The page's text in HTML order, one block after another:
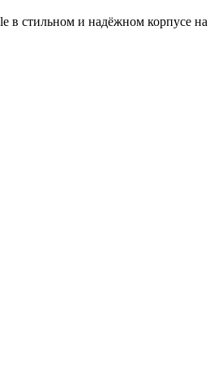
в стильном и надёжном корпусе на